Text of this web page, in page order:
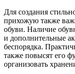
Для создания
прихожую также
обуви. Наличие
и дополнительные
беспорядка.
также повысят его
организовать